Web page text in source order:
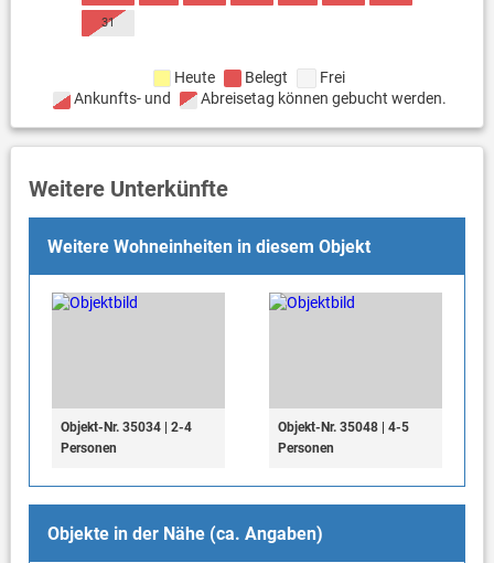
31
Heute Belegt
Frei
Ankunfts- und
Abreisetag können gebucht werden.
Weitere Unterkünfte
Weitere Wohneinheiten in diesem Objekt
Objekt-Nr. 35034 | 2-4
Personen
Objekt-Nr. 35048 | 4-5
Personen
Objekte in der Nähe (ca. Angaben)